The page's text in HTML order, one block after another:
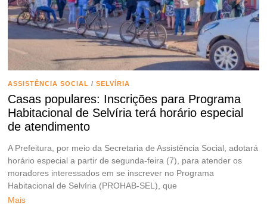
ASSISTÊNCIA SOCIAL / SELVÍRIA
Casas populares: Inscrições para Programa
Habitacional de Selvíria terá horário especial
de atendimento
A Prefeitura, por meio da Secretaria de Assistência Social, adotará
horário especial a partir de segunda-feira (7), para atender os
moradores interessados em se inscrever no Programa
Habitacional de Selvíria (PROHAB-SEL), que
Mais